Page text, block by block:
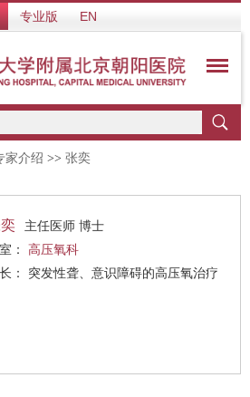
专业版 EN
家介绍 >> 张奕
主任医师 博士
： 高压氧科
擅长： 突发性聋、意识障碍的高压氧治疗